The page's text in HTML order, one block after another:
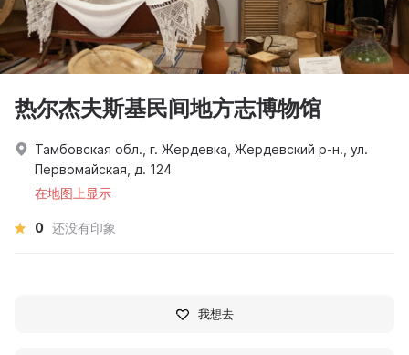
热尔杰夫斯基民间地方志博物馆
Тамбовская обл., г. Жердевка, Жердевский р-н., ул.
Первомайская, д. 124
在地图上显示
0 还没有印象
我想去